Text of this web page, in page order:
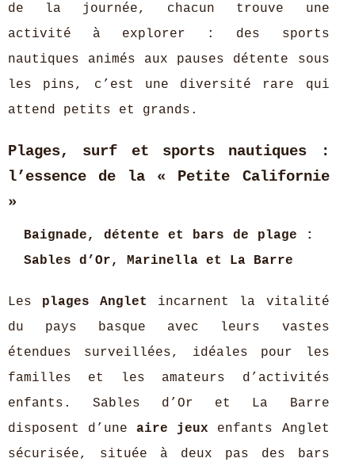
de la journée, chacun trouve une
activité à explorer : des sports
nautiques animés aux pauses détente sous
les pins, c’est une diversité rare qui
attend petits et grands.
Plages, surf et sports nautiques :
l’essence de la « Petite Californie
»
Baignade, détente et bars de plage :
Sables d’Or, Marinella et La Barre
Les plages Anglet
incarnent la vitalité
du pays basque avec leurs vastes
étendues surveillées, idéales pour les
familles et les amateurs d’activités
enfants. Sables d’Or et La Barre
disposent d’uneaire jeux enfants Anglet
sécurisée, située à deux pas des bars